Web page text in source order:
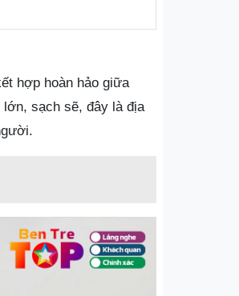
hợp hoàn hảo giữa
lớn, sạch sẽ, đây là địa